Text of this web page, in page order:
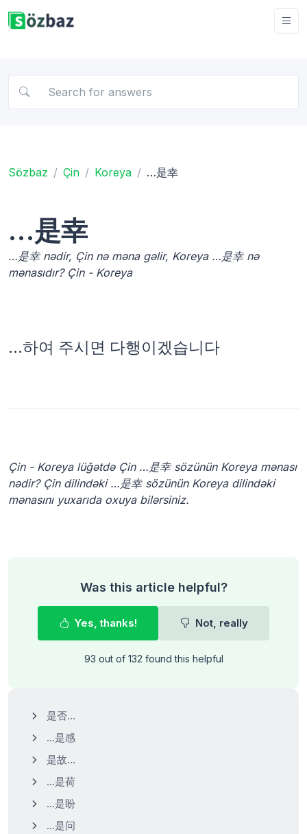
Sözbaz Çin Koreya …是幸
…是幸
…是幸 nədir, Çin nə məna gəlir, Koreya …是幸 nə
mənasıdır? Çin - Koreya
…하여 주시면 다행이겠습니다
Çin - Koreya lüğətdə Çin …是幸 sözünün Koreya mənası
nədir? Çin dilindəki …是幸 sözünün Koreya dilindəki
mənasını yuxarıda oxuya bilərsiniz.
Was this article helpful?
Yes, thanks! Not, really
93 out of 132 found this helpful
是否…
…是感
是故…
…是荷
…是盼
…是问